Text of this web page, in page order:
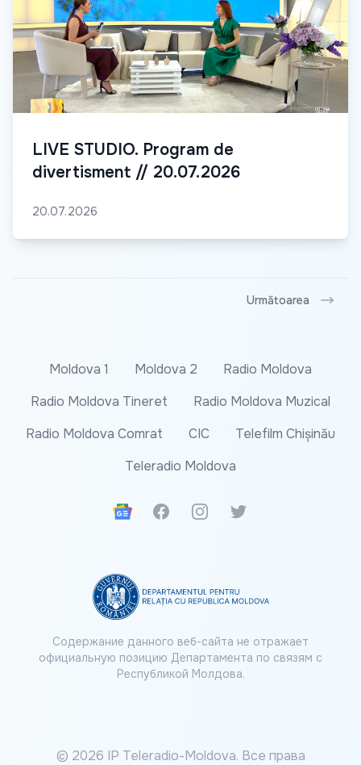
LIVE STUDIO. Program de
divertisment // 20.07.2026
20.07.2026
Următoarea
Moldova 1 Moldova 2
Radio Moldova
Radio Moldova Tineret
Radio Moldova Muzical
Radio Moldova Comrat
CIC
Telefilm Chișinău
Teleradio Moldova
Google News
FacebookInstagramTwitter
Содержание данного веб-сайта не отражает
официальную позицию Департамента по связям с
Республикой Молдова.
© 2026 IP Teleradio-Moldova. Все права